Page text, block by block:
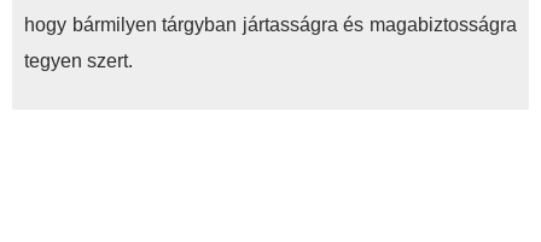
hogy bármilyen tárgyban jártasságra és magabiztosságra
tegyen szert.